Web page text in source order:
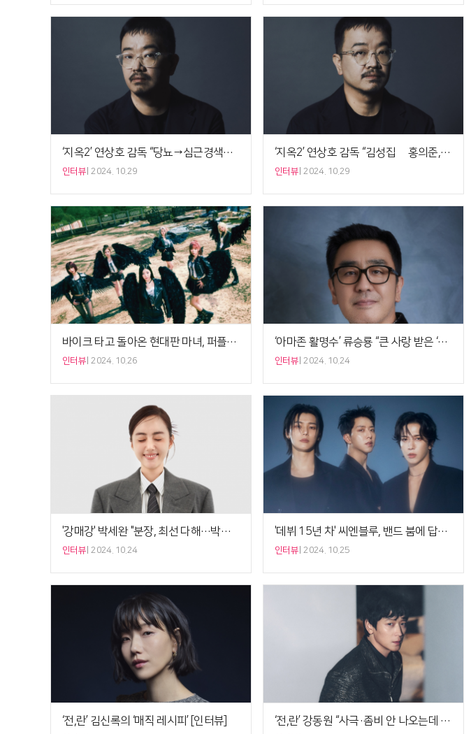
‘지옥2’ 연상호 감독 “당뇨→심근경색으로 심장시술…살려고 식단+운동” [비하인드]
인터뷰 2024. 10.29
‘지옥2’ 연상호 감독 “김성집役 홍의준, ‘기생수’ 이정현 남편…몸 잘 쓰는 배우” [5분 인터뷰]
인터뷰 2024. 10.29
바이크 타고 돌아온 현대판 마녀, 퍼플키스 'HEADWAY'[인터뷰]
인터뷰 2024. 10.26
‘아마존 활명수’ 류승룡 “큰 사랑 받은 ‘극한직업’, 2편으로 보답하고파” [비하인드]
인터뷰 2024. 10.24
'강매강' 박세완 "분장, 최선 다해…박지환 보고 더 욕심" [비하인드]
인터뷰 2024. 10.24
'데뷔 15년 차' 씨엔블루, 밴드 붐에 답하다[인터뷰]
인터뷰 2024. 10.25
‘전,란’ 김신록의 ‘매직 레시피’ [인터뷰] ‘전,란’ 강동원 “사극·좀비 안 나오는데 글로벌 3위, 감사해” [5분 인터뷰]